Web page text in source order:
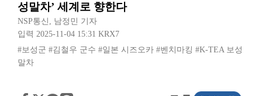
성말차’ 세계로 향한다
NSP통신 , 남정민 기자
입력 2025-11-04 15:31 KRX7
#보성군 #김철우 군수 #일본 시즈오카 #벤치마킹 #K-TEA 보성
말차